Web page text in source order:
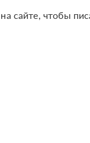
сайте, чтобы